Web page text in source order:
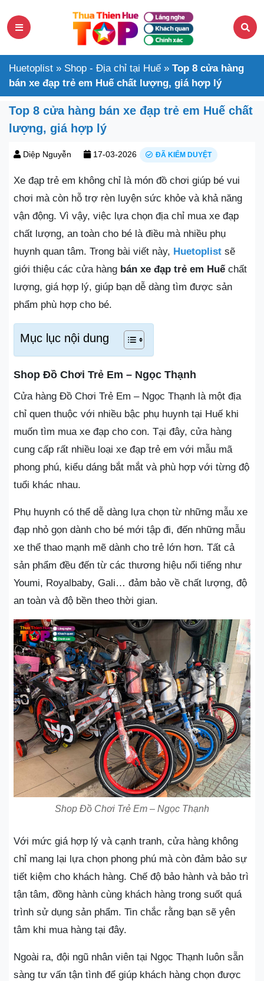
Huetoplist » Shop - Địa chỉ tại Huế » Top 8 cửa hàng
bán xe đạp trẻ em Huế chất lượng, giá hợp lý
Top 8 cửa hàng bán xe đạp trẻ em Huế chất
lượng, giá hợp lý
Diệp Nguyễn 17-03-2026 ĐÃ KIỂM DUYỆT
Xe đạp trẻ em không chỉ là món đồ chơi giúp bé vui
chơi mà còn hỗ trợ rèn luyện sức khỏe và khả năng
vận động. Vì vậy, việc lựa chọn địa chỉ mua xe đạp
chất lượng, an toàn cho bé là điều mà nhiều phụ
huynh quan tâm. Trong bài viết này, Huetoplist sẽ
giới thiệu các cửa hàng bán xe đạp trẻ em Huếchất
lượng, giá hợp lý, giúp bạn dễ dàng tìm được sản
phẩm phù hợp cho bé.
Mục lục nội dung
Shop Đồ Chơi Trẻ Em – Ngọc Thạnh
Cửa hàng Đồ Chơi Trẻ Em – Ngọc Thạnh là một địa
chỉ quen thuộc với nhiều bậc phụ huynh tại Huế khi
muốn tìm mua xe đạp cho con. Tại đây, cửa hàng
cung cấp rất nhiều loại xe đạp trẻ em với mẫu mã
phong phú, kiểu dáng bắt mắt và phù hợp với từng độ
tuổi khác nhau.
Phụ huynh có thể dễ dàng lựa chọn từ những mẫu xe
đạp nhỏ gọn dành cho bé mới tập đi, đến những mẫu
xe thể thao mạnh mẽ dành cho trẻ lớn hơn. Tất cả
sản phẩm đều đến từ các thương hiệu nổi tiếng như
Youmi, Royalbaby, Gali… đảm bảo về chất lượng, độ
an toàn và độ bền theo thời gian.
Shop Đồ Chơi Trẻ Em – Ngọc Thạnh
Với mức giá hợp lý và cạnh tranh, cửa hàng không
chỉ mang lại lựa chọn phong phú mà còn đảm bảo sự
tiết kiệm cho khách hàng. Chế độ bảo hành và bảo trì
tận tâm, đồng hành cùng khách hàng trong suốt quá
trình sử dụng sản phẩm. Tin chắc rằng bạn sẽ yên
tâm khi mua hàng tại đây.
Ngoài ra, đội ngũ nhân viên tại Ngọc Thạnh luôn sẵn
sàng tư vấn tận tình để giúp khách hàng chọn được